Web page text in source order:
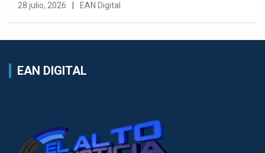
28 julio, 2026 EAN Digital
EAN DIGITAL